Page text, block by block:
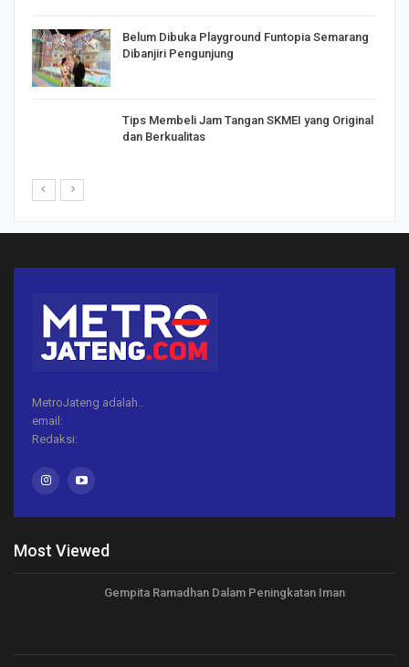
Belum Dibuka Playground Funtopia Semarang
Dibanjiri Pengunjung
Tips Membeli Jam Tangan SKMEI yang Original
dan Berkualitas
MetroJateng adalah..
email:
Redaksi:
Most Viewed
Gempita Ramadhan Dalam Peningkatan Iman